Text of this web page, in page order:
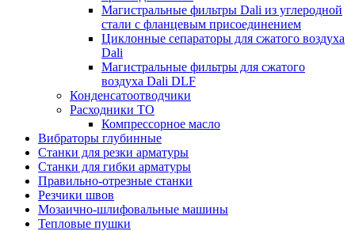
Магистральные фильтры Dali из углеродной
стали с фланцевым присоединением
Циклонные сепараторы для сжатого воздуха
Dali
Магистральные фильтры для сжатого
воздуха Dali DLF
Конденсатоотводчики
Расходники ТО
Компрессорное масло
Вибраторы глубинные
Станки для резки арматуры
Станки для гибки арматуры
Правильно-отрезные станки
Резчики швов
Мозаично-шлифовальные машины
Тепловые пушки